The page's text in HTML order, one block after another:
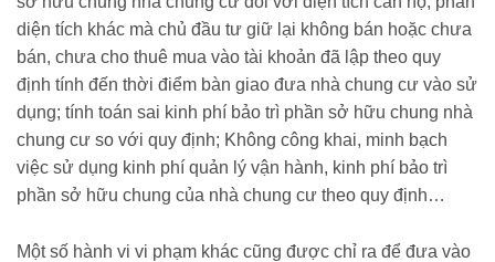
diện tích khác mà chủ đầu tư giữ lại không bán hoặc chưa
bán, chưa cho thuê mua vào tài khoản đã lập theo quy
định tính đến thời điểm bàn giao đưa nhà chung cư vào sử
dụng; tính toán sai kinh phí bảo trì phần sở hữu chung nhà
chung cư so với quy định; Không công khai, minh bạch
việc sử dụng kinh phí quản lý vận hành, kinh phí bảo trì
phần sở hữu chung của nhà chung cư theo quy định…
Một số hành vi vi phạm khác cũng được chỉ ra để đưa vào